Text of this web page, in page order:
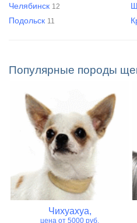
Челябинск 12
Подольск 11
Популярные породы
Чихуахуа,
цена от 5000 руб.